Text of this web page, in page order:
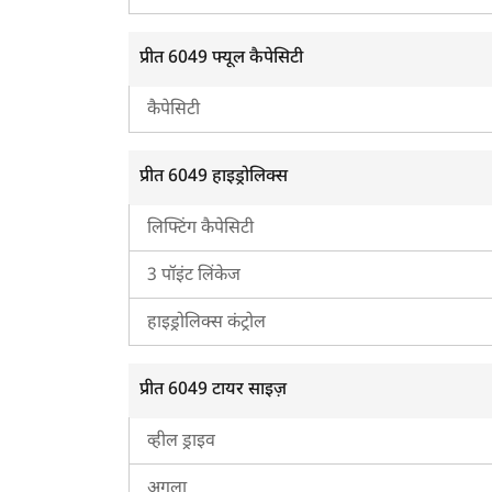
प्रीत 6049 फ्यूल कैपेसिटी
कैपेसिटी
प्रीत 6049 हाइड्रोलिक्स
लिफ्टिंग कैपेसिटी
3 पॉइंट लिंकेज
हाइड्रोलिक्स कंट्रोल
प्रीत 6049 टायर साइज़
व्हील ड्राइव